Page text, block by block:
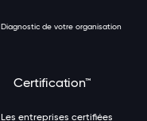
Diagnostic de votre organisation
Certification™
Les entreprises certifiées